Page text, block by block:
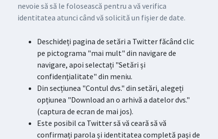
nevoie să să le folosească pentru a vă verifica
identitatea atunci când vă solicită un fișier de date.
Deschideți pagina de setări a Twitter făcând clic
pe pictograma "mai mult" din navigare de
navigare, apoi selectați "Setări și
confidențialitate" din meniu.
Din secțiunea "Contul dvs." din setări, alegeți
opțiunea "Download an o arhivă a datelor dvs."
(captura de ecran de mai jos).
Este posibil ca Twitter să vă ceară să vă
confirmați parola și identitatea completă pași de